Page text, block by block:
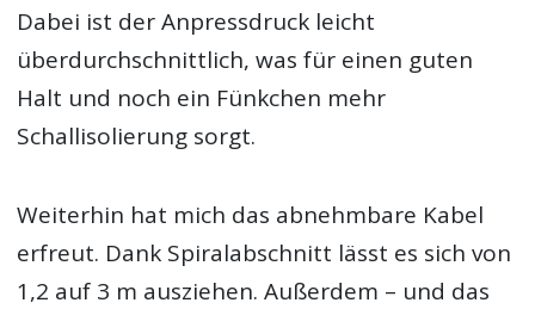
Dabei ist der Anpressdruck leicht
überdurchschnittlich, was für einen guten
Halt und noch ein Fünkchen mehr
Schallisolierung sorgt.
Weiterhin hat mich das abnehmbare Kabel
erfreut. Dank Spiralabschnitt lässt es sich von
1,2 auf 3 m ausziehen. Außerdem – und das